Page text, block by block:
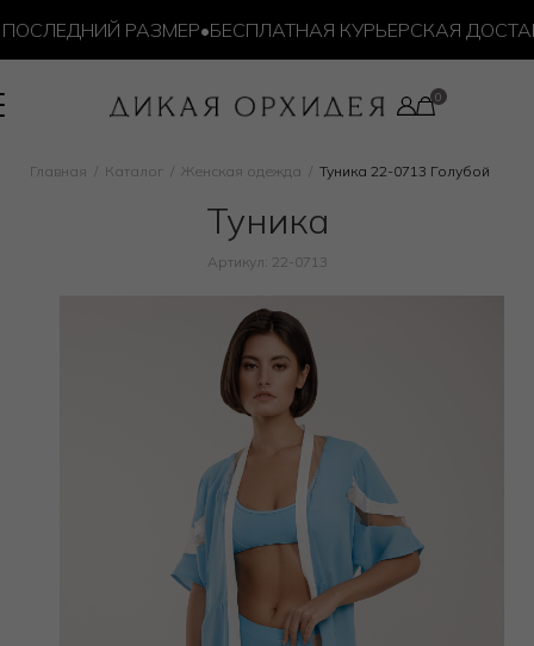
РАЗМЕР•БЕСПЛАТНАЯ КУРЬЕРСКАЯ
Главная Каталог Женская одежда Туника 22-0713 Голубой
Туника
Артикул: 22-0713